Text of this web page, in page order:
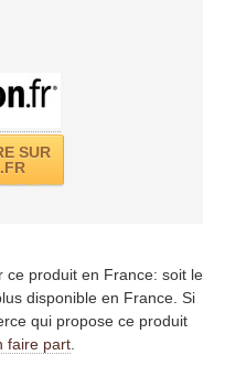
SUR
ce produit en France: soit le
disponible en France. Si
qui propose ce produit
faire part.